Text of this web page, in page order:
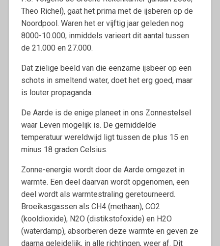
Theo Richel), gaat het prima met de ijsberen op de
Noordpool. Waren het er vijftig jaar geleden nog
8000-10.000, inmiddels varieert dit aantal tussen
de 21.000 en 27.000.
Dat zielige beeld van die eenzame ijsbeer op een
schots in smeltend water, doet het erg goed, maar
is louter propaganda.
De Aarde is de enige planeet in ons Zonnestelsel
waar Leven mogelijk is. De gemiddelde
temperatuur wereldwijd ligt tussen de plus 15 en
minus 18 graden Celsius.
Zonne-energie wordt door de Aarde omgezet in
warmte. Een deel daarvan wordt opgenomen, een
deel wordt als warmtestraling geretourneerd.
Broeikasgassen als CH4 (methaan), CO2
(kooldioxide), N2O (distikstofoxide) en H2O
(waterdamp), absorberen deze warmte en geven ze
daarna geleidelijk, in alle richtingen, weer af. Dit